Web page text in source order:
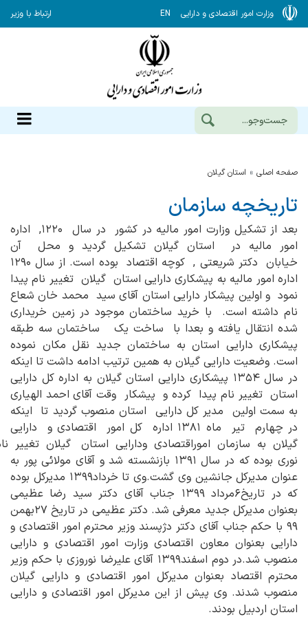
وزارت امور اقتصادی و دارایی EN ارتباط با وزیر
صفحه اصلی استان گیلان
تاریخچه سازمان
بعد از تشکیل وزارت امور مالیه در کشور در سال ۱۲۲۰, اداره
امور مالیه در استان گیلان تشکیل گردید و محل آن
خیابان دکتر شریعتی , کوچه اقتصاد بوده است. از سال ۱۲۹۰
اداره امور مالیه به پیشکاری دارایی استان گیلان تغییر نام پیدا
نمود و اولین پیشکار دارایی استان آقای سید محمد خان شعاع
نام داشته است. با خرید ساختمان موجود در زمین خریداری
شده انتقال یافته و بعدا با ساخت یک ساختمان سه طبقه
پیشکاری دارایی استان به ساختمان جدید نقل مکان نموده
است. وضعیت دارایی گیلان به همین ترتیب ادامه داشت تا اینکه
در سال ۱۳۵۴ پیشکاری دارایی استان گیلان به اداره کل دارایی
استان تغییر نام پیدا کرده و پیشکار وقت آقای احمد الهیاری
به سمت اولین مدیر کل دارایی استان منصوب گردید تا اینکه
در چهارم تیر ماه ۱۳۸۱ اداره کل امور اقتصادی و دارایی
گیلان به سازمان اموراقتصادی ودارایی استان گیلان تغییر
نوری بوده که در سال ۱۳۹۱ بازنشسته شد و آقای مولائی پور به
عنوان مدیرکل جانشین وی گشت.وی تا خرداد۱۳۹۹ مدیرکل بوده
که در تاریخ۶مرداد ۱۳۹۹ جناب آقای دکتر سید رضا عظیمی
بعنوان مدیرکل جدید معرفی شد. دکتر عظیمی در تاریخ ۲۷بهمن
۹۹ با حکم جناب آقای دکتر دژپسند وزیر محترم امور اقتصادی و
دارایی بعنوان معاون اقتصادی وزارت امور اقتصادی و دارایی
منصوب شد.در دوم اسفند۱۳۹۹ آقای علیرضا نوروزی با حکم وزیر
محترم اقتصاد بعنوان مدیرکل امور اقتصادی و دارایی گیلان
منصوب شدند. وی پیش از این مدیرکل امور اقتصادی و دارایی
استان اردبیل بودند.